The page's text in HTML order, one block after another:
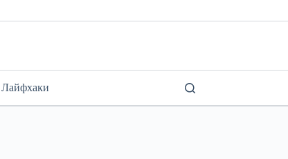
Лайфхаки